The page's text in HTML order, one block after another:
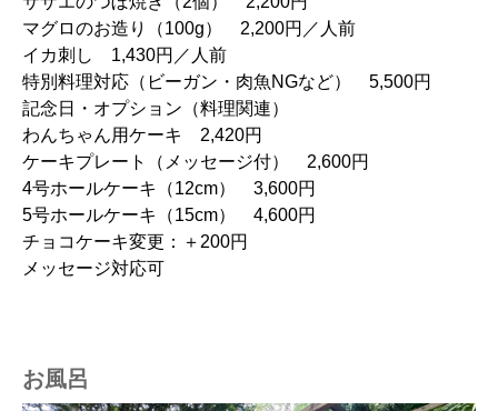
マグロのお造り（100g） 2,200円／人前
イカ刺し 1,430円／人前
特別料理対応（ビーガン・肉魚NGなど） 5,500円
記念日・オプション（料理関連）
わんちゃん用ケーキ 2,420円
ケーキプレート（メッセージ付） 2,600円
4号ホールケーキ（12cm） 3,600円
5号ホールケーキ（15cm） 4,600円
チョコケーキ変更：＋200円
メッセージ対応可
お風呂